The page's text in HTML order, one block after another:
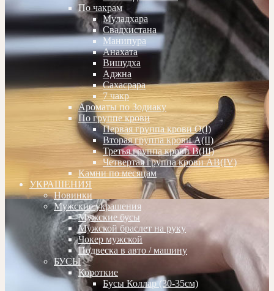
По чакрам
Муладхара
Свадхистана
Манипура
Анахата
Вишудха
Аджна
Сахасрара
7 чакр
Ароматы по Зодиаку
По группе крови
Первая группа крови О(I)
Вторая группа крови А(II)
Третья группа крови В(III)
Четвертая группа крови АВ(IV)
Камни по месяцам
УКРАШЕНИЯ
Новинки
Мужские украшения
Мужские бусы
Мужской браслет на руку
Чокер мужской
Подвеска в авто / машину
БУСЫ
Короткие
Бусы Коллар (30-35см)